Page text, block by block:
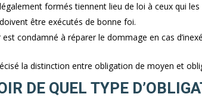
formés tiennent lieu de loi à ceux qui
être exécutés de bonne foi.
est condamné à réparer le dommage en cas
la distinction entre obligation de moyen et
DE QUEL TYPE